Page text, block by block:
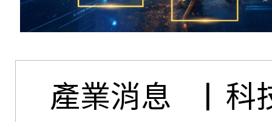
產業消息 | 科